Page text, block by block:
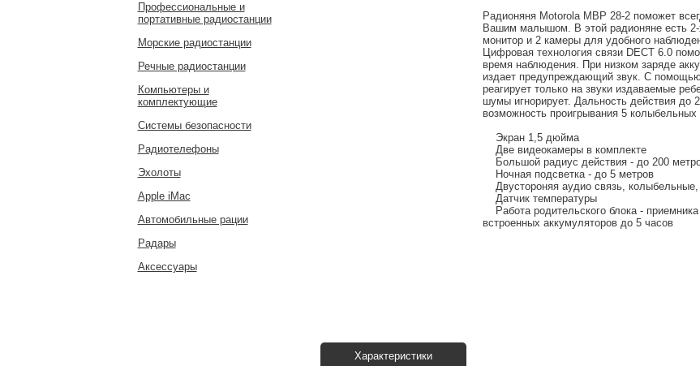
Профессиональные и
портативные радиостанции
Морские радиостанции
Речные радиостанции
Компьютеры и
комплектующие
Системы безопасности
Радиотелефоны
Эхолоты
Apple iMac
Автомобильные рации
Радары
Аксессуары
Радионяня Motorola MBP 28-2 поможет
Вашим малышом. В этой радионяне есть
монитор и 2 камеры для удобного
Цифровая технология связи DECT 6.0
время наблюдения. При низком заряде
издает предупреждающий звук. С
реагирует только на звуки издаваемые
шумы игнорирует. Дальность действия до
возможность проигрывания 5
Экран 1,5 дюйма
Две видеокамеры в комплекте
Большой радиус действия - до 200
Ночная подсветка - до 5 метров
Двустороняя аудио связь, колыбельные,
Датчик температуры
Работа родительского блока -
встроенных аккумуляторов до 5 часов
Характеристики